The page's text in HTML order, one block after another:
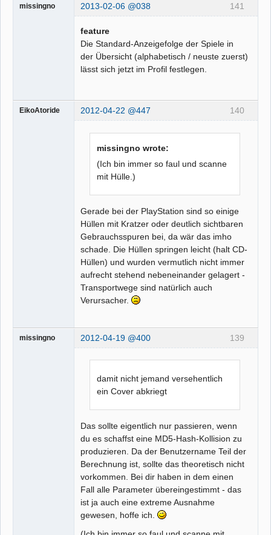
141
missingno 2013-02-06 @038
feature
Die Standard-Anzeigefolge der Spiele in
der Übersicht (alphabetisch / neuste zuerst)
lässt sich jetzt im Profil festlegen.
140
EikoAtoride 2012-04-22 @447
missingno wrote:
(Ich bin immer so faul und scanne
mit Hülle.)
Gerade bei der PlayStation sind so einige
Hüllen mit Kratzer oder deutlich sichtbaren
Gebrauchsspuren bei, da wär das imho
schade. Die Hüllen springen leicht (halt CD-
Hüllen) und wurden vermutlich nicht immer
aufrecht stehend nebeneinander gelagert -
Transportwege sind natürlich auch
Verursacher.
139
missingno 2012-04-19 @400
damit nicht jemand versehentlich
ein Cover abkriegt
Das sollte eigentlich nur passieren, wenn
du es schaffst eine MD5-Hash-Kollision zu
produzieren. Da der Benutzername Teil der
Berechnung ist, sollte das theoretisch nicht
vorkommen. Bei dir haben in dem einen
Fall alle Parameter übereingestimmt - das
ist ja auch eine extreme Ausnahme
gewesen, hoffe ich.